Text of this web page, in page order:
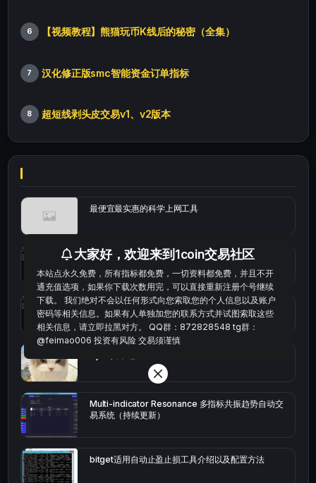
6 【视频教程】熊猫玩币K线后的秘密（全集）
7 汉化修正版smc智能资金订单指标
8 超短线剥头皮交易v1、v2版本
最便宜最实惠的科学上网工具
统计涨跌幅的python代码
okx的短线量化的免费版本
Multi-indicator Resonance 多指标共振趋势自动交
易系统（持续更新）
bitget适用自动止盈止损工具介绍以及配置方法
大家好，欢迎来到1coin交易社区
本站点永久免费，所有指标都免费，一切资料都免费，并且不开
通充值选项，如果你下载次数用完，可以直接重新注册个号继续
下载。 我们绝对不会以任何形式向您索取您的个人信息以及账户
密码等相关信息。如果有人单独加您的联系方式并试图索取这些
相关信息，请立即拉黑对方。 QQ群：872828548 tg群：
@feimao006 投资有风险 交易须谨慎